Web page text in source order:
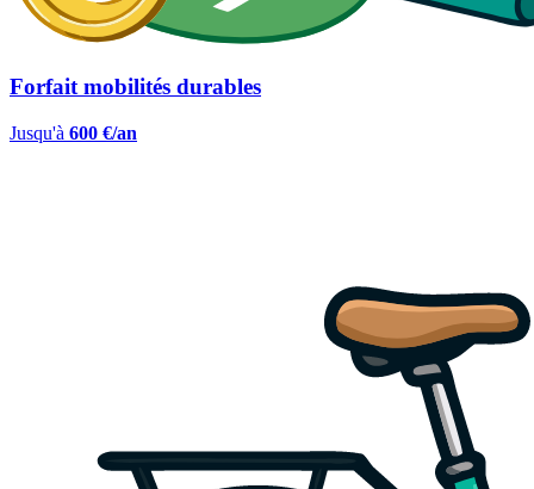
Forfait mobilités durables
Jusqu'à 600 €/an